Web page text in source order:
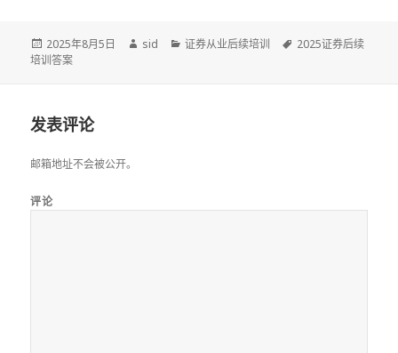
发
布
2025年8月5日
作
sid
分
证券从业后续培训
标
2025证券后续
培训答案
发表评论
邮箱地址不会被公开。
评论